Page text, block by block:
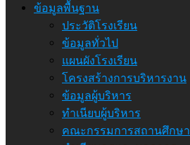
ข้อมูลพื้นฐาน
ประวัติโรงเรียน
ข้อมูลทั่วไป
แผนผังโรงเรียน
โครงสร้างการบริหารงาน
ข้อมูลผู้บริหาร
ทำเนียบผู้บริหาร
คณะกรรมการสถานศึกษา